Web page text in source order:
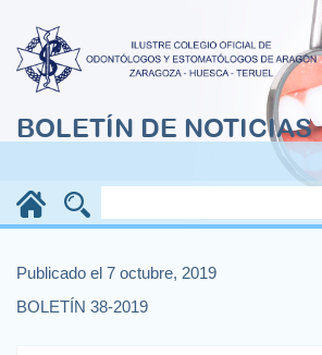
BOLETÍN DE NOTICIAS
Publicado el 7 octubre, 2019
BOLETÍN 38-2019